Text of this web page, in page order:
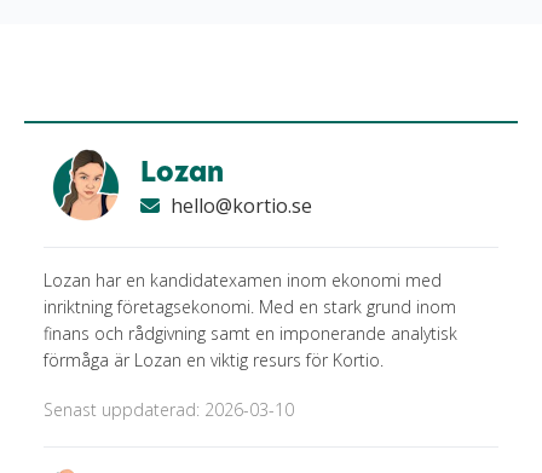
Lozan
hello@kortio.se
Lozan har en kandidatexamen inom ekonomi med
inriktning företagsekonomi. Med en stark grund inom
finans och rådgivning samt en imponerande analytisk
förmåga är Lozan en viktig resurs för Kortio.
Senast uppdaterad: 2026-03-10